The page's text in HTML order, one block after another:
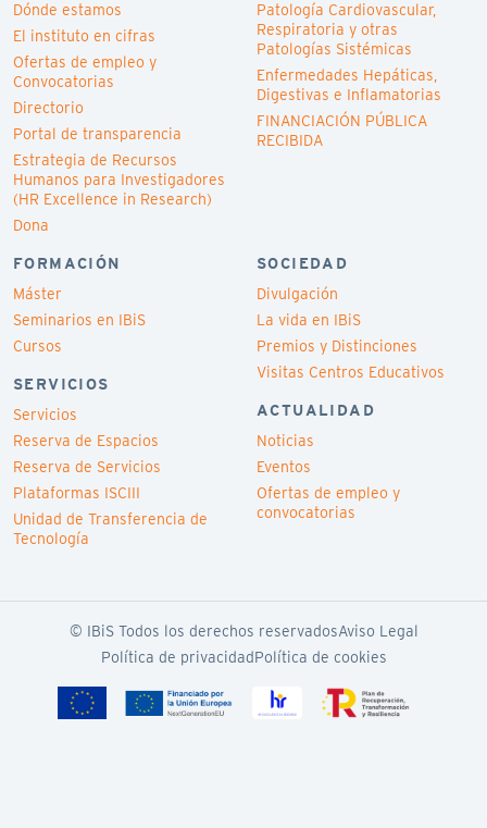
Dónde estamos
El instituto en cifras
Ofertas de empleo y
Convocatorias
Directorio
Portal de transparencia
Estrategia de Recursos
Humanos para Investigadores
(HR Excellence in Research)
Dona
Patología Cardiovascular,
Respiratoria y otras
Patologías Sistémicas
Enfermedades Hepáticas,
Digestivas e Inflamatorias
FINANCIACIÓN PÚBLICA
RECIBIDA
FORMACIÓN
Máster
Seminarios en IBiS
Cursos
SERVICIOS
Servicios
Reserva de Espacios
Reserva de Servicios
Plataformas ISCIII
Unidad de Transferencia de
Tecnología
SOCIEDAD
Divulgación
La vida en IBiS
Premios y Distinciones
Visitas Centros Educativos
ACTUALIDAD
Noticias
Eventos
Ofertas de empleo y
convocatorias
© IBiS Todos los derechos reservadosAviso Legal
Política de privacidadPolítica de cookies